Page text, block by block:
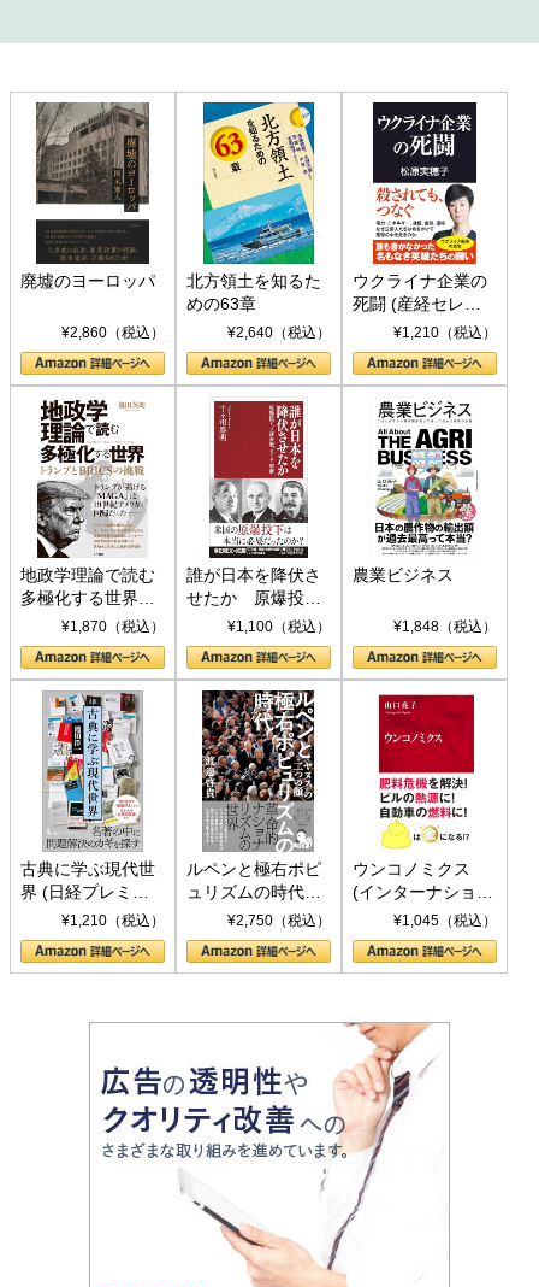
廃墟のヨーロッパ
¥2,860（税込）
北方領土を知るた
めの63章
¥2,640（税込）
ウクライナ企業の
死闘 (産経セレク
ト S 039)¥1,210（税込）
地政学理論で読む
多極化する世界：
トランプとBRICS
の挑戦
¥1,870（税込）
誰が日本を降伏さ
せたか 原爆投
下、ソ連参戦、そ
して聖断 (PHP新
書)
¥1,100（税込）
農業ビジネス
¥1,848（税込）
古典に学ぶ現代世
界 (日経プレミア
シリーズ)¥1,210（税込）
ルペンと極右ポピ
ュリズムの時代：
〈ヤヌス〉の二つ
の顔
¥2,750（税込）
ウンコノミクス
(インターナショナ
ル新書)¥1,045（税込）